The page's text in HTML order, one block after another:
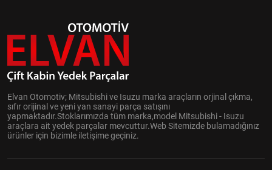
Elvan Otomotiv; Mitsubishi ve Isuzu marka araçların orjinal çıkma,
sıfır orijinal ve yeni yan sanayi parça satışını
yapmaktadır.Stoklarımızda tüm marka,model Mitsubishi - Isuzu
araçlara ait yedek parçalar mevcuttur.Web Sitemizde bulamadığınız
ürünler için bizimle iletişime geçiniz.